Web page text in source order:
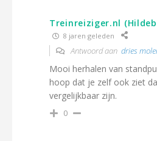
Treinreiziger.nl
8 jaren geleden
Antwoord aan dries
Mooi herhalen van
hoop dat je zelf ook ziet
vergelijkbaar zijn.
0